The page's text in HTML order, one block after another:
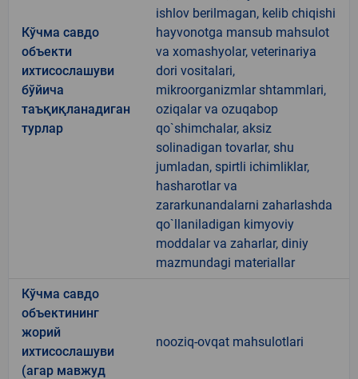
Кўчма савдо
объекти
ихтисослашуви
бўйича
таъқиқланадиган
турлар
ishlov berilmagan, kelib chiqishi
hayvonotga mansub mahsulot
va xomashyolar, veterinariya
dori vositalari,
mikroorganizmlar shtammlari,
oziqalar va ozuqabop
qo`shimchalar, aksiz
solinadigan tovarlar, shu
jumladan, spirtli ichimliklar,
hasharotlar va
zararkunandalarni zaharlashda
qo`llaniladigan kimyoviy
moddalar va zaharlar, diniy
mazmundagi materiallar
Кўчма савдо
объектининг
жорий
ихтисослашуви
(агар мавжуд
nooziq-ovqat mahsulotlari